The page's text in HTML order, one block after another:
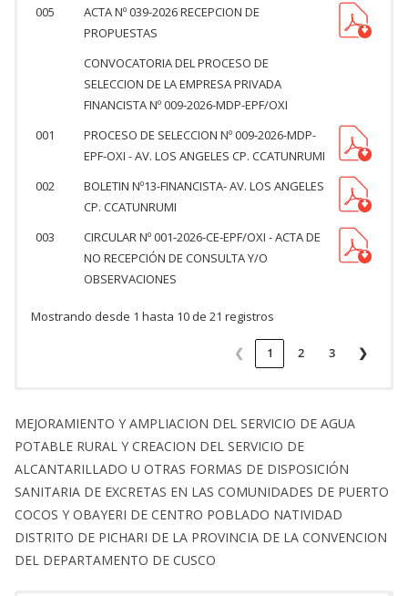
005
ACTA Nº 039-2026 RECEPCION DE
PROPUESTAS
CONVOCATORIA DEL PROCESO DE
SELECCION DE LA EMPRESA PRIVADA
FINANCISTA Nº 009-2026-MDP-EPF/OXI
001
PROCESO DE SELECCION Nº 009-2026-MDP-
EPF-OXI - AV. LOS ANGELES CP. CCATUNRUMI
002
BOLETIN Nº13-FINANCISTA- AV. LOS ANGELES
CP. CCATUNRUMI
003
CIRCULAR Nº 001-2026-CE-EPF/OXI - ACTA DE
NO RECEPCIÓN DE CONSULTA Y/O
OBSERVACIONES
Mostrando desde 1 hasta 10 de 21 registros
❮ 1 2 3 ❯
MEJORAMIENTO Y AMPLIACION DEL SERVICIO DE AGUA
POTABLE RURAL Y CREACION DEL SERVICIO DE
ALCANTARILLADO U OTRAS FORMAS DE DISPOSICIÓN
SANITARIA DE EXCRETAS EN LAS COMUNIDADES DE PUERTO
COCOS Y OBAYERI DE CENTRO POBLADO NATIVIDAD
DISTRITO DE PICHARI DE LA PROVINCIA DE LA CONVENCION
DEL DEPARTAMENTO DE CUSCO